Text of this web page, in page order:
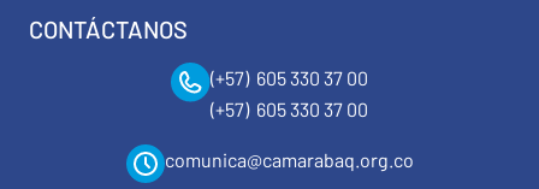
CONTÁCTANOS
(+57) 605 330 37 00
(+57) 605 330 37 00
comunica@camarabaq.org.co